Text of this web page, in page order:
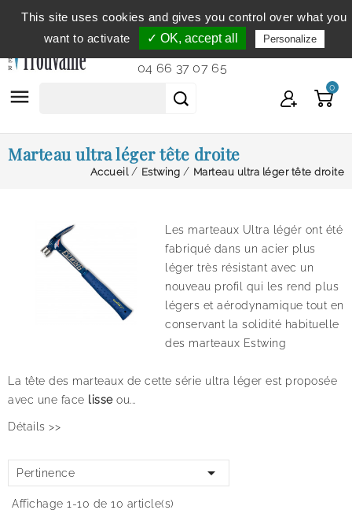
Service clientèle
du lundi au vendredi de 9h à 12h et
de 14h à 18h...
04 66 37 07 65
 0
Marteau ultra léger tête droite
Accueil Estwing Marteau ultra léger tête droite
Les marteaux Ultra légér ont été
fabriqué dans un acier plus
léger très résistant avec un
nouveau profil qui les rend plus
légers et aérodynamique tout en
conservant la solidité habituelle
des marteaux Estwing
La tête des marteaux de cette série ultra léger est proposée
avec une face lisseou...
Détails >>
Pertinence 
Affichage 1-10 de 10 article(s)
This site uses cookies and gives you control over what you
want to activate
✓ OK, accept all Personalize